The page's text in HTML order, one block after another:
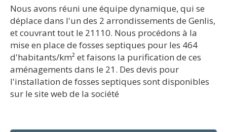
Nous avons réuni une équipe dynamique, qui se
déplace dans l'un des 2 arrondissements de Genlis,
et couvrant tout le 21110. Nous procédons à la
mise en place de fosses septiques pour les 464
d'habitants/km² et faisons la purification de ces
aménagements dans le 21. Des devis pour
l'installation de fosses septiques sont disponibles
sur le site web de la société